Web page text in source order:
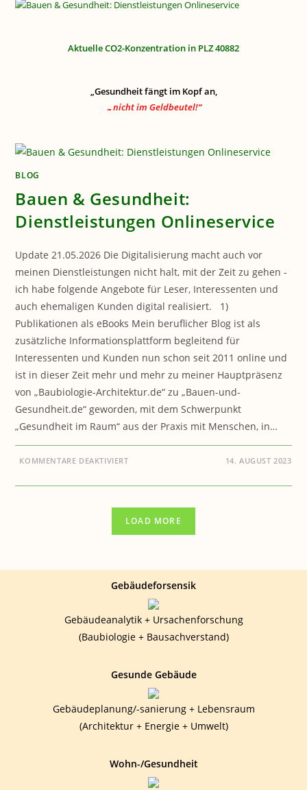
Aktuelle CO2-Konzentration in PLZ 40882
„Gesundheit fängt im Kopf an,
…nicht im Geldbeutel!“
BLOG
Bauen & Gesundheit:
Dienstleistungen Onlineservice
Update 21.05.2026 Die Digitalisierung macht auch vor
meinen Dienstleistungen nicht halt, mit der Zeit zu gehen -
ich habe folgende Angebote für Leser, Interessenten und
auch ehemaligen Kunden digital realisiert. 1)
Publikationen als eBooks Mein beruflicher Blog ist als
zusätzliche Informationsplattform begleitend für
Interessenten und Kunden nun schon seit 2011 online und
ist in dieser Zeit mehr und mehr zu meiner Hauptpräsenz
von „Baubiologie-Architektur.de“ zu „Bauen-und-
Gesundheit.de“ geworden, mit dem Schwerpunkt
„Gesundheit im Raum“ aus der Praxis mit Menschen, in…
KOMMENTARE DEAKTIVIERTFÜR
GESUNDHEIT:
ONLINESERVICE
14. AUGUST 2023
LOAD MORE
Gebäudeforsensik
Gebäudeanalytik + Ursachenforschung
(Baubiologie + Bausachverstand)
Gesunde Gebäude
Gebäudeplanung/-sanierung + Lebensraum
(Architektur + Energie + Umwelt)
Wohn-/Gesundheit